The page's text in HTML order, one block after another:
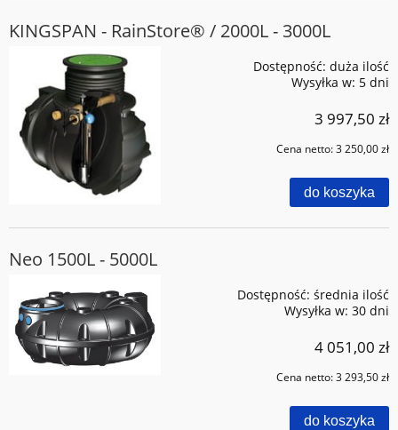
KINGSPAN - RainStore® / 2000L - 3000L
Dostępność: duża ilość
Wysyłka w: 5 dni
3 997,50 zł
Cena netto:3 250,00 zł
do koszyka
Neo 1500L - 5000L
Dostępność: średnia ilość
Wysyłka w: 30 dni
4 051,00 zł
Cena netto:3 293,50 zł
do koszyka